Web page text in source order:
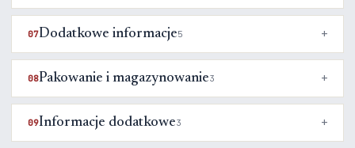
07Dodatkowe informacje5
08Pakowanie i magazynowanie3
09Informacje dodatkowe3